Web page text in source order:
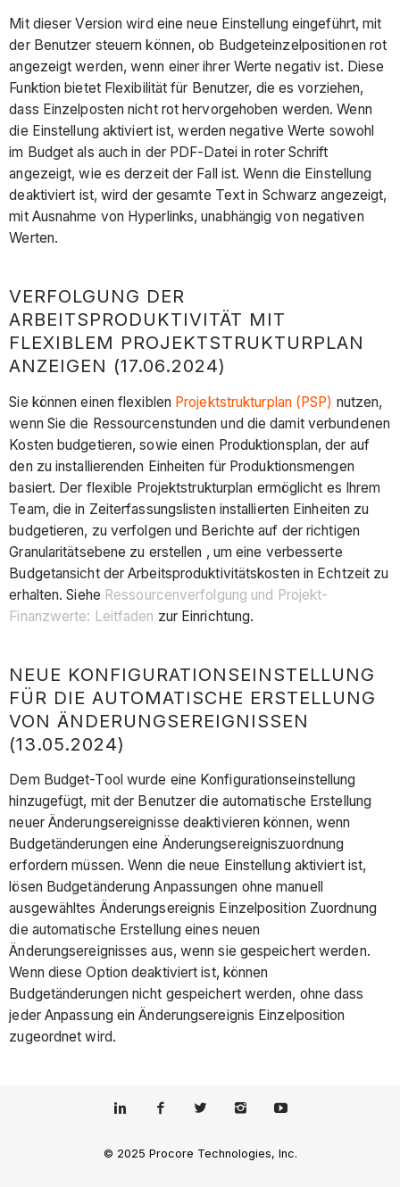
Mit dieser Version wird eine neue Einstellung eingeführt, mit
der Benutzer steuern können, ob Budgeteinzelpositionen rot
angezeigt werden, wenn einer ihrer Werte negativ ist. Diese
Funktion bietet Flexibilität für Benutzer, die es vorziehen,
dass Einzelposten nicht rot hervorgehoben werden. Wenn
die Einstellung aktiviert ist, werden negative Werte sowohl
im Budget als auch in der PDF-Datei in roter Schrift
angezeigt, wie es derzeit der Fall ist. Wenn die Einstellung
deaktiviert ist, wird der gesamte Text in Schwarz angezeigt,
mit Ausnahme von Hyperlinks, unabhängig von negativen
Werten.
VERFOLGUNG DER
ARBEITSPRODUKTIVITÄT MIT
FLEXIBLEM PROJEKTSTRUKTURPLAN
ANZEIGEN (17.06.2024)
Sie können einen flexiblen Projektstrukturplan (PSP) nutzen,
wenn Sie die Ressourcenstunden und die damit verbundenen
Kosten budgetieren, sowie einen Produktionsplan, der auf
den zu installierenden Einheiten für Produktionsmengen
basiert. Der flexible Projektstrukturplan ermöglicht es Ihrem
Team, die in Zeiterfassungslisten installierten Einheiten zu
budgetieren, zu verfolgen und Berichte auf der richtigen
Granularitätsebene zu erstellen , um eine verbesserte
Budgetansicht der Arbeitsproduktivitätskosten in Echtzeit zu
erhalten. Siehe Ressourcenverfolgung und Projekt-
Finanzwerte: Leitfaden zur Einrichtung.
NEUE KONFIGURATIONSEINSTELLUNG
FÜR DIE AUTOMATISCHE ERSTELLUNG
VON ÄNDERUNGSEREIGNISSEN
(13.05.2024)
Dem Budget-Tool wurde eine Konfigurationseinstellung
hinzugefügt, mit der Benutzer die automatische Erstellung
neuer Änderungsereignisse deaktivieren können, wenn
Budgetänderungen eine Änderungsereigniszuordnung
erfordern müssen. Wenn die neue Einstellung aktiviert ist,
lösen Budgetänderung Anpassungen ohne manuell
ausgewähltes Änderungsereignis Einzelposition Zuordnung
die automatische Erstellung eines neuen
Änderungsereignisses aus, wenn sie gespeichert werden.
Wenn diese Option deaktiviert ist, können
Budgetänderungen nicht gespeichert werden, ohne dass
jeder Anpassung ein Änderungsereignis Einzelposition
zugeordnet wird.
© 2025 Procore Technologies, Inc.